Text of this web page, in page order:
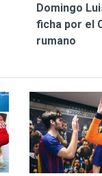
Domingo
ficha por el
rumano